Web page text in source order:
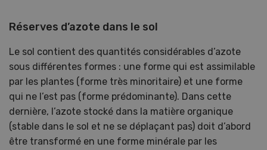
Réserves d’azote dans le sol
Le sol contient des quantités considérables d’azote
sous différentes formes : une forme qui est assimilable
par les plantes (forme très minoritaire) et une forme
qui ne l’est pas (forme prédominante). Dans cette
dernière, l’azote stocké dans la matière organique
(stable dans le sol et ne se déplaçant pas) doit d’abord
être transformé en une forme minérale par les